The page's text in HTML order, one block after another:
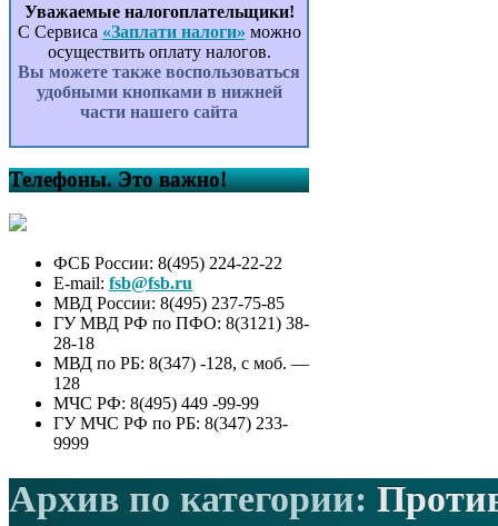
Уважаемые налогоплательщики!
С Сервиса «Заплати налоги» можно
осуществить оплату налогов.
Вы можете также воспользоваться
удобными кнопками в нижней
части нашего сайта
Телефоны. Это важно!
ФСБ России: 8(495) 224-22-22
E-mail: fsb@fsb.ru
МВД России: 8(495) 237-75-85
ГУ МВД РФ по ПФО: 8(3121) 38-
28-18
МВД по РБ: 8(347) -128, с моб. —
128
МЧС РФ: 8(495) 449 -99-99
ГУ МЧС РФ по РБ: 8(347) 233-
9999
Архив по категории: